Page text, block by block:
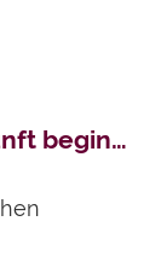
„Frauenpower – Deine Zukunft beginnt hier!“